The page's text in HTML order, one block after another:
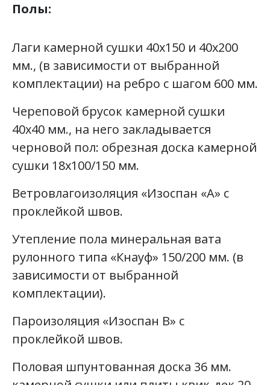
Полы:
Лаги камерной сушки 40х150 и 40х200
мм., (в зависимости от выбранной
комплектации) на ребро с шагом 600 мм.
Череповой брусок камерной сушки
40х40 мм., на него закладывается
черновой пол: обрезная доска камерной
сушки 18х100/150 мм.
Ветровлагоизоляция «Изоспан «А» с
проклейкой швов.
Утепление пола минеральная вата
рулонного типа «Кнауф» 150/200 мм. (в
зависимости от выбранной
комплектации).
Пароизоляция «Изоспан В» с
проклейкой швов.
Половая шпунтованная доска 36 мм.